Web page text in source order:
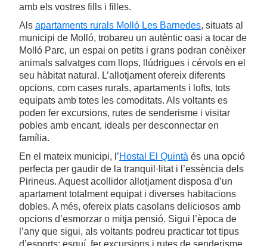
amb els vostres fills i filles.
Als apartaments rurals Molló Les Barnedes, situats al
municipi de Molló, trobareu un autèntic oasi a tocar de
Molló Parc, un espai on petits i grans podran conèixer
animals salvatges com llops, llúdrigues i cérvols en el
seu hàbitat natural. L’allotjament ofereix diferents
opcions, com cases rurals, apartaments i lofts, tots
equipats amb totes les comoditats. Als voltants es
poden fer excursions, rutes de senderisme i visitar
pobles amb encant, ideals per desconnectar en
família.
En el mateix municipi, l’Hostal El Quintà és una opció
perfecta per gaudir de la tranquil·litat i l’essència dels
Pirineus. Aquest acollidor allotjament disposa d’un
apartament totalment equipat i diverses habitacions
dobles. A més, ofereix plats casolans deliciosos amb
opcions d’esmorzar o mitja pensió. Sigui l’època de
l’any que sigui, als voltants podreu practicar tot tipus
d’esports: esquí, fer excursions i rutes de senderisme,